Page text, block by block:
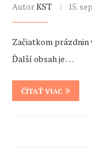
AutorKST 15.
Začiatkom prázdnin
Ďalší obsah je …
ČÍTAŤ VIAC